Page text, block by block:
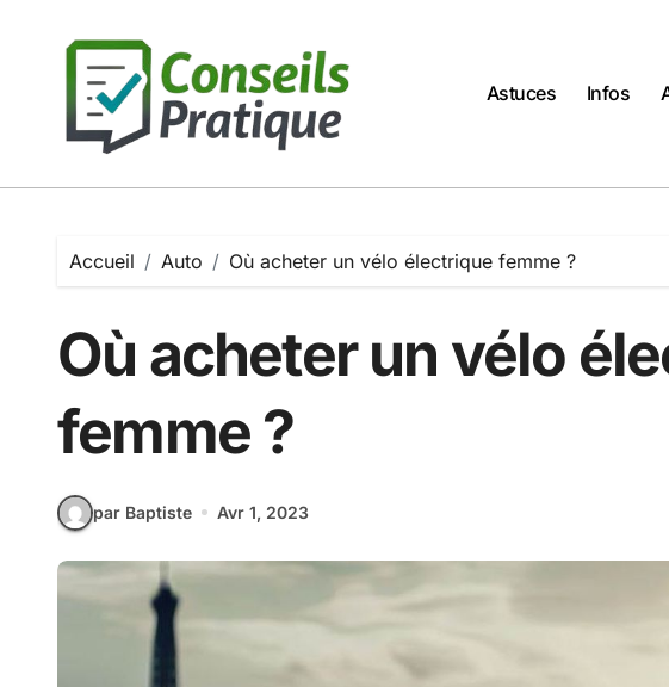
Astuces
Infos
Accueil Auto Où acheter un vélo électrique femme ?
Où acheter un vélo
femme ?
par Baptiste Avr 1, 2023